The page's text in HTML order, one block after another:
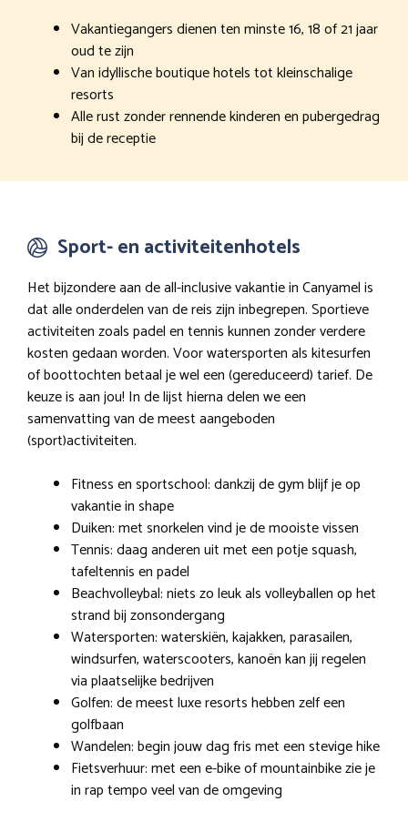
Vakantiegangers dienen ten minste 16, 18 of 21 jaar
oud te zijn
Van idyllische boutique hotels tot kleinschalige
resorts
Alle rust zonder rennende kinderen en pubergedrag
bij de receptie
Sport- en activiteitenhotels
Het bijzondere aan de all-inclusive vakantie in Canyamel is
dat alle onderdelen van de reis zijn inbegrepen. Sportieve
activiteiten zoals padel en tennis kunnen zonder verdere
kosten gedaan worden. Voor watersporten als kitesurfen
of boottochten betaal je wel een (gereduceerd) tarief. De
keuze is aan jou! In de lijst hierna delen we een
samenvatting van de meest aangeboden
(sport)activiteiten.
Fitness en sportschool: dankzij de gym blijf je op
vakantie in shape
Duiken: met snorkelen vind je de mooiste vissen
Tennis: daag anderen uit met een potje squash,
tafeltennis en padel
Beachvolleybal: niets zo leuk als volleyballen op het
strand bij zonsondergang
Watersporten: waterskiën, kajakken, parasailen,
windsurfen, waterscooters, kanoën kan jij regelen
via plaatselijke bedrijven
Golfen: de meest luxe resorts hebben zelf een
golfbaan
Wandelen: begin jouw dag fris met een stevige hike
Fietsverhuur: met een e-bike of mountainbike zie je
in rap tempo veel van de omgeving